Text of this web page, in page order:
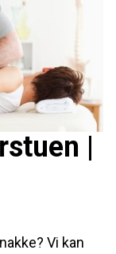
|
Vi kan